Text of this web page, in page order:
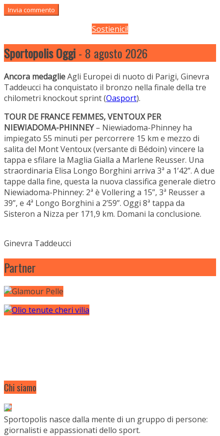
Sostienici!
Sportopolis Oggi- 8 agosto 2026
Ancora medaglieAgli Europei di nuoto di Parigi, Ginevra
Taddeucci ha conquistato il bronzo nella finale della tre
chilometri knockout sprint (Oasport).
TOUR DE FRANCE FEMMES, VENTOUX PER
NIEWIADOMA-PHINNEY– Niewiadoma-Phinney ha
impiegato 55 minuti per percorrere 15 km e mezzo di
salita del Mont Ventoux (versante di Bédoin) vincere la
tappa e sfilare la Maglia Gialla a Marlene Reusser. Una
straordinaria Elisa Longo Borghini arriva 3ª a 1’42”. A due
tappe dalla fine, questa la nuova classifica generale dietro
Niewiadoma-Phinney: 2ª è Vollering a 15”, 3ª Reusser a
39”, e 4ª Longo Borghini a 2’59”. Oggi 8ª tappa da
Sisteron a Nizza per 171,9 km. Domani la conclusione.
Ginevra Taddeucci
Partner
Chi siamo
Sportopolis nasce dalla mente di un gruppo di persone:
giornalisti e appassionati dello sport.